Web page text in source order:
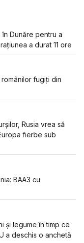
Dunăre pentru a
a durat 11 ore
românilor fugiți din
Rusia vrea să
fierbe sub
BAA3 cu
și legume în timp ce
a deschis o anchetă